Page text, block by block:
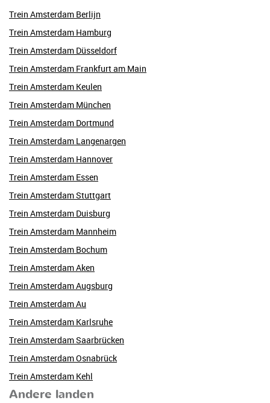
Trein Amsterdam Berlijn
Trein Amsterdam Hamburg
Trein Amsterdam Düsseldorf
Trein Amsterdam Frankfurt am Main
Trein Amsterdam Keulen
Trein Amsterdam München
Trein Amsterdam Dortmund
Trein Amsterdam Langenargen
Trein Amsterdam Hannover
Trein Amsterdam Essen
Trein Amsterdam Stuttgart
Trein Amsterdam Duisburg
Trein Amsterdam Mannheim
Trein Amsterdam Bochum
Trein Amsterdam Aken
Trein Amsterdam Augsburg
Trein Amsterdam Au
Trein Amsterdam Karlsruhe
Trein Amsterdam Saarbrücken
Trein Amsterdam Osnabrück
Trein Amsterdam Kehl
Andere landen